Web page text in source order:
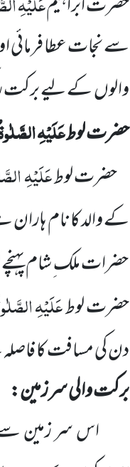
سے نجات عطا فرمائی
والوںکے لیے برکت
حضرت لوطعَلَیْہِ
حضرت لوطعَلَیْہِ
کے والد کا نام
حضرات ملک ِشام
حضرت لوطعَلَیْہِ
دن کی مسافت کا
برکت والی سرزمین:
اس سر زمین